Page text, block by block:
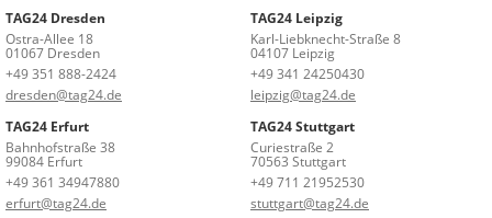
TAG24 Dresden
Ostra-Allee 18
01067 Dresden
+49 351 888-2424
dresden@tag24.de
TAG24 Leipzig
Karl-Liebknecht-Straße 8
04107 Leipzig
+49 341 24250430
leipzig@tag24.de
TAG24 Erfurt
Bahnhofstraße 38
99084 Erfurt
+49 361 34947880
erfurt@tag24.de
TAG24 Stuttgart
Curiestraße 2
70563 Stuttgart
+49 711 21952530
stuttgart@tag24.de